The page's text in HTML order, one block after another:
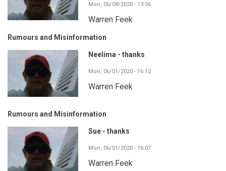
Mon, 06/08/2020 - 13:56
Warren Feek
Rumours and Misinformation
Neelima - thanks
Mon, 06/01/2020 - 16:12
Warren Feek
Rumours and Misinformation
Sue - thanks
Mon, 06/01/2020 - 16:07
Warren Feek